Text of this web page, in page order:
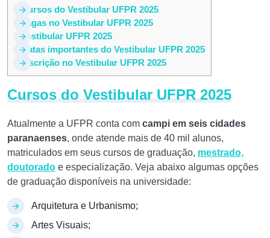
Cursos do Vestibular UFPR 2025
2 Vagas no Vestibular UFPR 2025
3 Vestibular UFPR 2025
4 Datas importantes do Vestibular UFPR 2025
5 Inscrição no Vestibular UFPR 2025
Cursos do Vestibular UFPR 2025
Atualmente a UFPR conta com campi em seis cidades
paranaenses, onde atende mais de 40 mil alunos,
matriculados em seus cursos de graduação, mestrado,
doutorado e especialização. Veja abaixo algumas opções
de graduação disponíveis na universidade:
Arquitetura e Urbanismo;
Artes Visuais;